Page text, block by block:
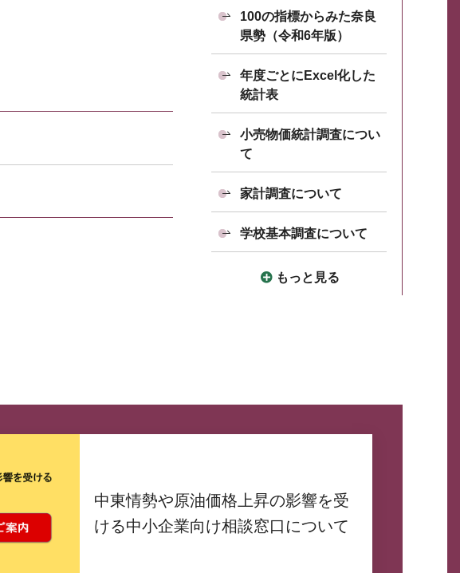
100の指標からみた奈良
県勢（令和6年版）
年度ごとにExcel化した
統計表
小売物価統計調査につい
て
家計調査について
学校基本調査について
もっと見る
中東情勢や原油価格上昇の影響を受
ける中小企業向け相談窓口について